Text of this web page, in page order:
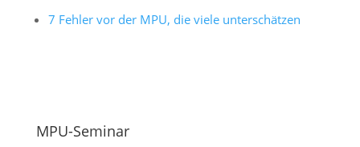
7 Fehler vor der MPU, die viele unterschätzen
MPU-Seminar